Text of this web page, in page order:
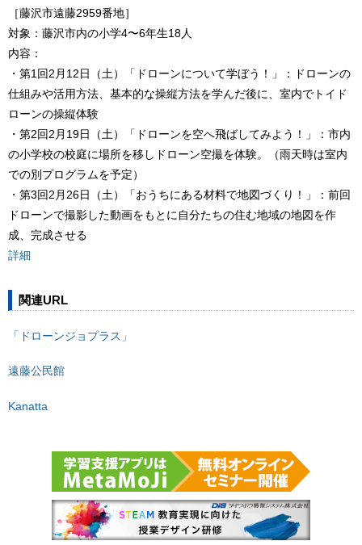
［藤沢市遠藤2959番地］
対象：藤沢市内の小学4〜6年生18人
内容：
・第1回2月12日（土）「ドローンについて学ぼう！」：ドローンの
仕組みや活用方法、基本的な操縦方法を学んだ後に、室内でトイド
ローンの操縦体験
・第2回2月19日（土）「ドローンを空へ飛ばしてみよう！」：市内
の小学校の校庭に場所を移しドローン空撮を体験。（雨天時は室内
での別プログラムを予定）
・第3回2月26日（土）「おうちにある材料で地図づくり！」：前回
ドローンで撮影した動画をもとに自分たちの住む地域の地図を作
成、完成させる
詳細
関連URL
「ドローンジョプラス」
遠藤公民館
Kanatta